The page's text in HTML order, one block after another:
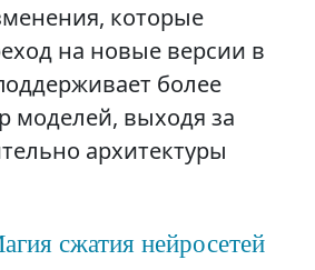
которые
на новые версии в
более
моделей, выходя за
архитектуры
сжатия нейросетей